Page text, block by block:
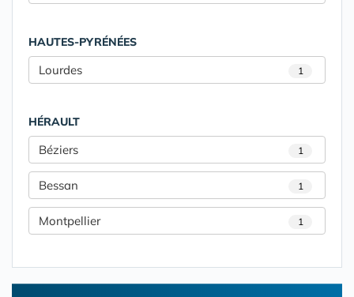
HAUTES-PYRÉNÉES
Lourdes 1
HÉRAULT
Béziers 1
Bessan 1
Montpellier 1